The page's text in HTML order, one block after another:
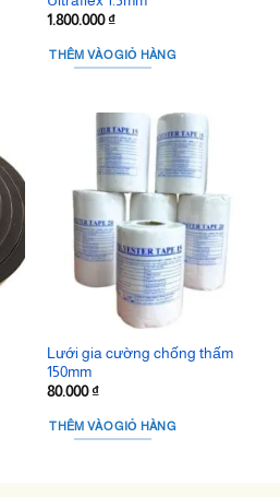
1.800.000₫
THÊM VÀO GIỎ HÀNG
Lưới gia cường chống thấm
150mm
80.000₫
THÊM VÀO GIỎ HÀNG